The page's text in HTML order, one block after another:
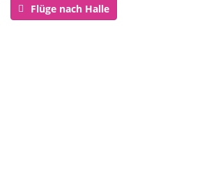
Flüge nach Halle